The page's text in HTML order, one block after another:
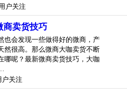
些比较有名、质量好的的批发市
到合适的厂商，也是...
源 微商内衣月入十万不是梦技
的小伙，只花了半年的时间，从代
户关注
商卖货技巧
也会发现一些做得好的微商，产
然很高。那么微商大咖卖货不断
哪呢？最新微商卖货技巧，大咖
户关注